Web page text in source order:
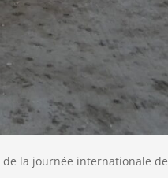
la journée internationale